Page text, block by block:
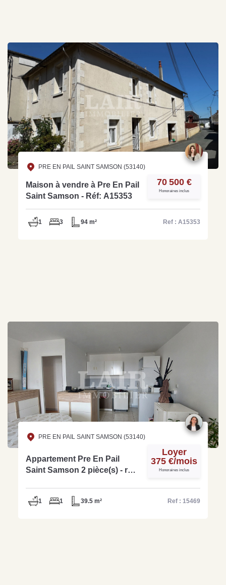
PRE EN PAIL SAINT SAMSON (53140)
Maison à vendre à Pre En Pail
Saint Samson - Réf: A15353
70 500 €
Honoraires inclus
1 3 94 m² Ref : A15353
PRE EN PAIL SAINT SAMSON (53140)
Appartement Pre En Pail
Saint Samson 2 pièce(s) - réf :
Loyer
375 €/mois
Honoraires inclus
1 1 39.5 m² Ref : 15469